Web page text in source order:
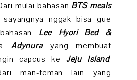
mulai bahasan BTS meals
nggak bisa gue
Lee Hyori Bed &
Adynurayang membuat
capcus ke Jeju Island,
man-teman lain yang